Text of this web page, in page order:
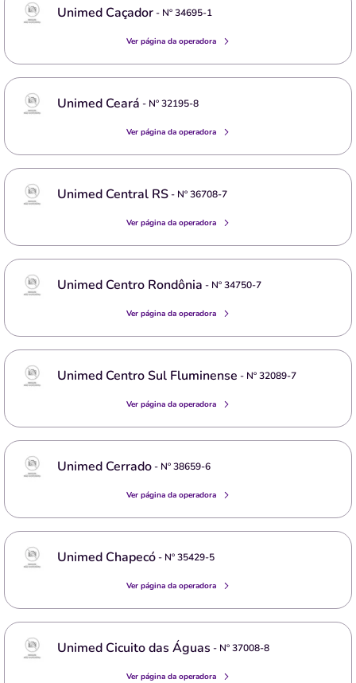
Unimed Caçador- Nº34695-1
Ver página da operadora
Unimed Ceará - Nº32195-8
Ver página da operadora
Unimed Central RS- Nº36708-7
Ver página da operadora
Unimed Centro Rondônia - Nº34750-7
Ver página da operadora
Unimed Centro Sul Fluminense - Nº32089-7
Ver página da operadora
Unimed Cerrado- Nº38659-6
Ver página da operadora
Unimed Chapecó- Nº35429-5
Ver página da operadora
Unimed Cicuito das Águas - Nº37008-8
Ver página da operadora